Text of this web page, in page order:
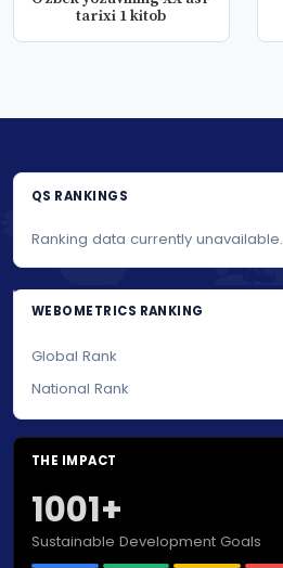
tarixi 1 kitob
QS RANKINGS
Ranking data currently unavailable.
WEBOMETRICS RANKING
Global Rank
National Rank
THE IMPACT
1001+
Sustainable Development Goals